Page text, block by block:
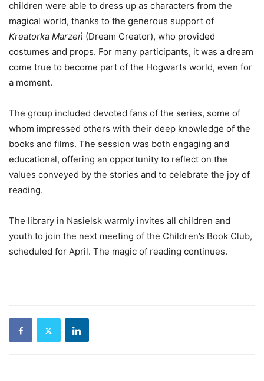
children were able to dress up as characters from the
magical world, thanks to the generous support of
Kreatorka Marzeń (Dream Creator), who provided
costumes and props. For many participants, it was a dream
come true to become part of the Hogwarts world, even for
a moment.
The group included devoted fans of the series, some of
whom impressed others with their deep knowledge of the
books and films. The session was both engaging and
educational, offering an opportunity to reflect on the
values conveyed by the stories and to celebrate the joy of
reading.
The library in Nasielsk warmly invites all children and
youth to join the next meeting of the Children’s Book Club,
scheduled for April. The magic of reading continues.